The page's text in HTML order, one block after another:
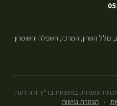
כולל השרון, המרכז, השפלה והשומרון.
שמורות. בהשגחת בד"ץ יורה דעה -
• הצהרת נגישות